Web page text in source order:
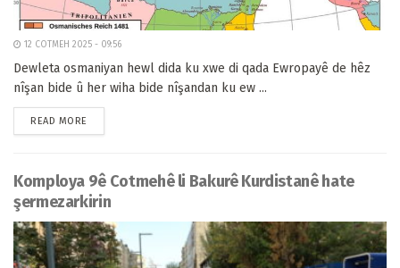
12 COTMEH 2025 - 09:56
Dewleta osmaniyan hewl dida ku xwe di qada Ewropayê de hêz
nîşan bide û her wiha bide nîşandan ku ew ...
READ MORE
Komploya 9ê Cotmehê li Bakurê Kurdistanê hate
şermezarkirin